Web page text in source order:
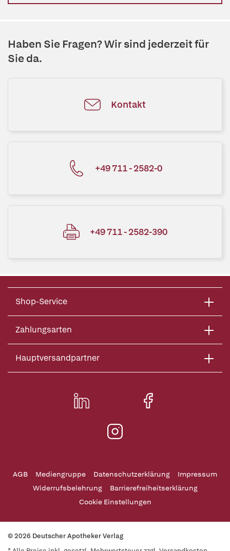
Haben Sie Fragen? Wir sind jederzeit für
Sie da.
Kontakt
+49 711 - 2582-0
+49 711 - 2582-390
Shop-Service
Zahlungsarten
Hauptversandpartner
AGB Mediengruppe Datenschutzerklärung
Impressum
Widerrufsbelehrung
Barrierefreiheitserklärung
Cookie Einstellungen
© 2026 Deutscher Apotheker Verlag